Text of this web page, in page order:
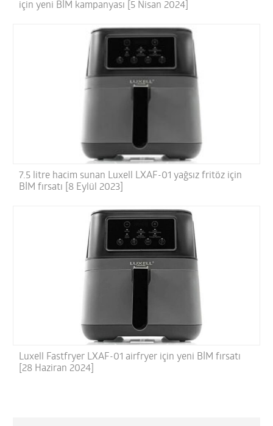
için yeni BİM kampanyası [5 Nisan 2024]
7.5 litre hacim sunan Luxell LXAF-01 yağsız fritöz için
BİM fırsatı [8 Eylül 2023]
Luxell Fastfryer LXAF-01 airfryer için yeni BİM fırsatı
[28 Haziran 2024]